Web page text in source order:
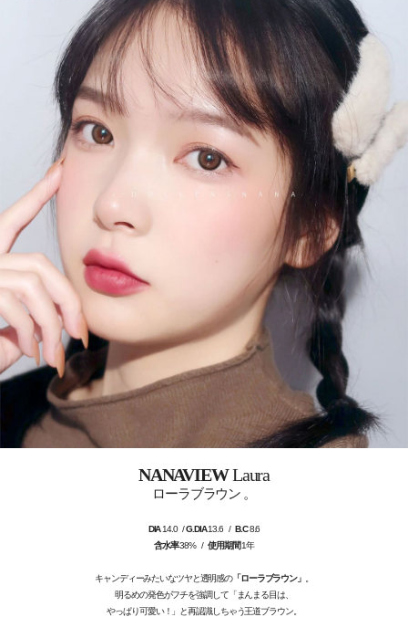
NANAVIEWLaura
ローラブラウン 。
DIA14.0 /G.DIA13.6 /B.C8.6
含水率38% /使用期間1年
キャンディーみたいなツヤと透明感の「ローラブラウン」
明るめの発色がフチを強調して「まんまる目は、
やっぱり可愛い！」と再認識しちゃう王道ブラウン。